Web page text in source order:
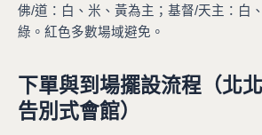
佛/道：白、米、黃為主；基督/天主：白
綠。紅色多數場域避免。
下單與到場擺設流程（北
告別式會館）